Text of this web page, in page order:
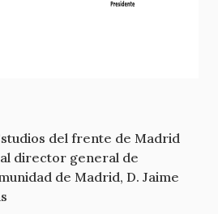
del frente de Madrid
al director general de
de Madrid, D. Jaime